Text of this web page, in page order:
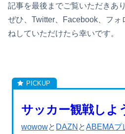
記事を最後までご覧いただきあ
ぜひ、Twitter、Facebook、フォ
ねしていただけたら幸いです。
サッカー観戦しよ
wowowと DAZN とABEMAプ